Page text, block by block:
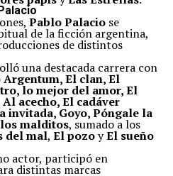
Pablo Palaciose
de la ficción argentina,
de distintos
una destacada carrera con
El clan, El
lo mejor del amor, El
acecho, El cadáver
invitada, Goyo, Póngale la
malditos, sumado a los
del mal, El pozoyEl sueño
actor, participó en
distintas marcas